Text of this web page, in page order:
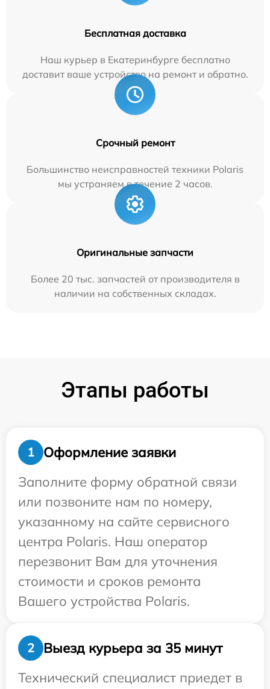
Бесплатная доставка
Наш курьер в Екатеринбурге бесплатно
доставит ваше устройство на ремонт и обратно.
Срочный ремонт
Большинство неисправностей техники Polaris
мы устраняем в течение 2 часов.
Оригинальные запчасти
Более 20 тыс. запчастей от производителя в
наличии на собственных складах.
Этапы работы
1
Оформление заявки
Заполните форму обратной связи
или позвоните нам по номеру,
указанному на сайте сервисного
центра Polaris. Наш оператор
перезвонит Вам для уточнения
стоимости и сроков ремонта
Вашего устройства Polaris.
2
Выезд курьера за 35 минут
Технический специалист приедет в